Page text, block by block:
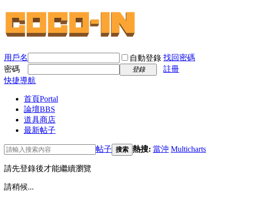
用戶名 自動登錄 找回密碼
密碼
登錄
註冊
快捷導航
首頁Portal
論壇BBS
道具商店
最新帖子
帖子 搜索 熱搜: 當沖 Multicharts
請先登錄後才能繼續瀏覽
請稍候...